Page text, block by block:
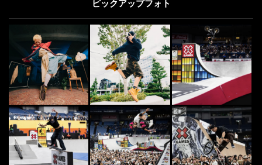
ピックアップフォト